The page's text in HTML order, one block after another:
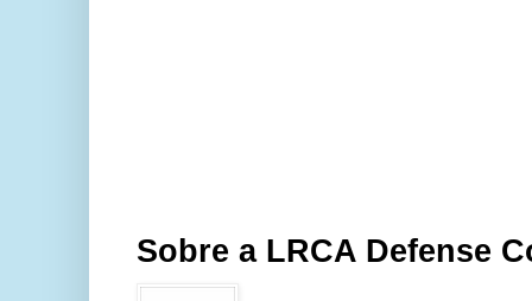
Sobre a LRCA Defense